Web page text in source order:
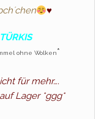
♥
TÜRKIS
ohne Wolken*
für mehr….
Lager *ggg*